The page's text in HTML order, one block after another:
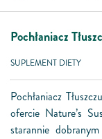
Pochłaniacz
SUPLEMENT DIETY
Pochłaniacz
ofercie Nature’s
starannie